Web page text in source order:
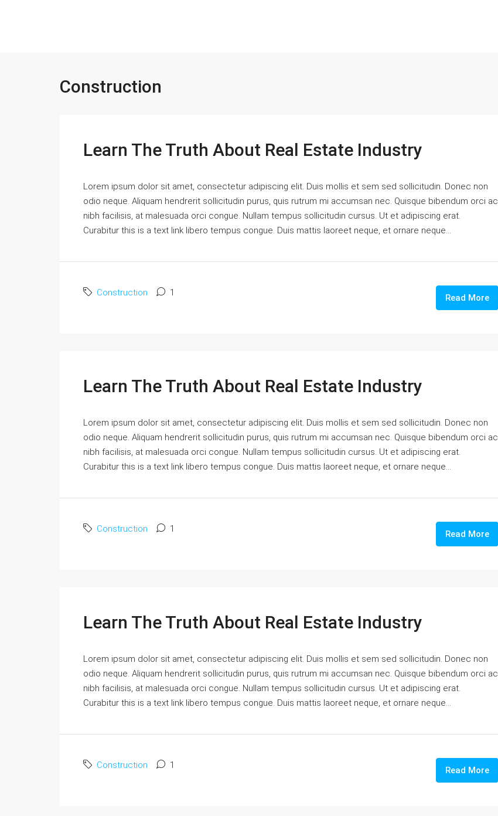
Construction
Learn The Truth About Real Estate Industry
Lorem ipsum dolor sit amet, consectetur adipiscing elit. Duis mollis et sem sed sollicitudin. Donec non
odio neque. Aliquam hendrerit sollicitudin purus, quis rutrum mi accumsan nec. Quisque bibendum orci ac
nibh facilisis, at malesuada orci congue. Nullam tempus sollicitudin cursus. Ut et adipiscing erat.
Curabitur this is a text link libero tempus congue. Duis mattis laoreet neque, et ornare neque...
Construction 1 Read More
Learn The Truth About Real Estate Industry
Lorem ipsum dolor sit amet, consectetur adipiscing elit. Duis mollis et sem sed sollicitudin. Donec non
odio neque. Aliquam hendrerit sollicitudin purus, quis rutrum mi accumsan nec. Quisque bibendum orci ac
nibh facilisis, at malesuada orci congue. Nullam tempus sollicitudin cursus. Ut et adipiscing erat.
Curabitur this is a text link libero tempus congue. Duis mattis laoreet neque, et ornare neque...
Construction 1 Read More
Learn The Truth About Real Estate Industry
Lorem ipsum dolor sit amet, consectetur adipiscing elit. Duis mollis et sem sed sollicitudin. Donec non
odio neque. Aliquam hendrerit sollicitudin purus, quis rutrum mi accumsan nec. Quisque bibendum orci ac
nibh facilisis, at malesuada orci congue. Nullam tempus sollicitudin cursus. Ut et adipiscing erat.
Curabitur this is a text link libero tempus congue. Duis mattis laoreet neque, et ornare neque...
Construction 1 Read More